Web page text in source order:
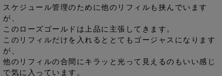
スケジュール管理のために他のリフィルも挟んでいます
が、
このローズゴールドは上品に主張してきます。
このリフィルだけを入れるととてもゴージャスになります
が、
他のリフィルの合間にキラッと光って見えるのもいい感じ
で気に入っています。